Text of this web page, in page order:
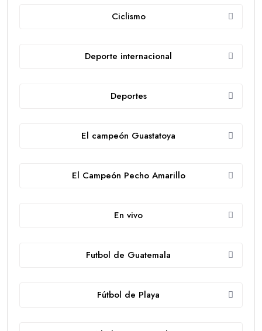
Ciclismo
Deporte internacional
Deportes
El campeón Guastatoya
El Campeón Pecho Amarillo
En vivo
Futbol de Guatemala
Fútbol de Playa